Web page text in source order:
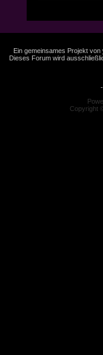
Ein gemeinsames Projekt von
Dieses Forum wird
Copyright